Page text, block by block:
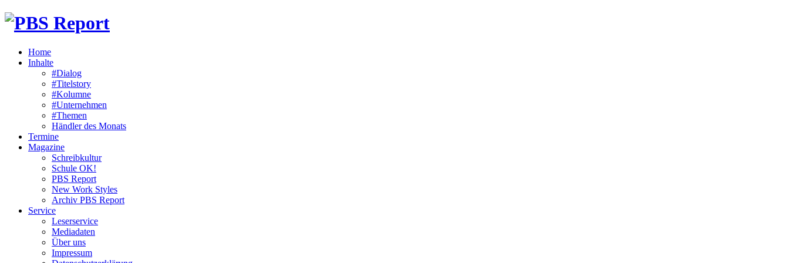
Home
Inhalte
#Dialog
#Titelstory
#Kolumne
#Unternehmen
#Themen
Händler des Monats
Termine
Magazine
Schreibkultur
Schule OK!
PBS Report
New Work Styles
Archiv PBS Report
Service
Leserservice
Mediadaten
Über uns
Impressum